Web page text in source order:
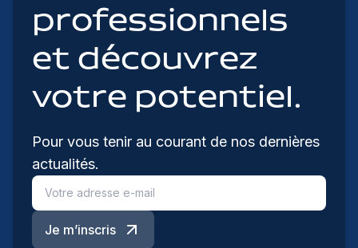
professionnels
et découvrez
votre potentiel.
Pour vous tenir au courant de nos dernières
actualités.
Je m’inscris